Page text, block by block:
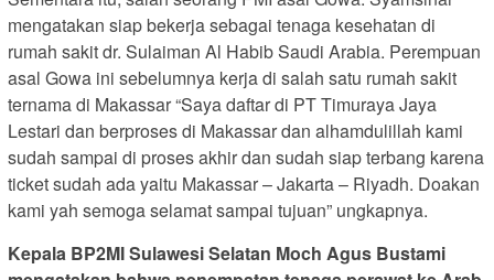
mengatakan siap bekerja sebagai tenaga kesehatan di
rumah sakit dr. Sulaiman Al Habib Saudi Arabia. Perempuan
asal Gowa ini sebelumnya kerja di salah satu rumah sakit
ternama di Makassar “Saya daftar di PT Timuraya Jaya
Lestari dan berproses di Makassar dan alhamdulillah kami
sudah sampai di proses akhir dan sudah siap terbang karena
ticket sudah ada yaitu Makassar – Jakarta – Riyadh. Doakan
kami yah semoga selamat sampai tujuan” ungkapnya.
Kepala BP2MI Sulawesi Selatan Moch Agus Bustami